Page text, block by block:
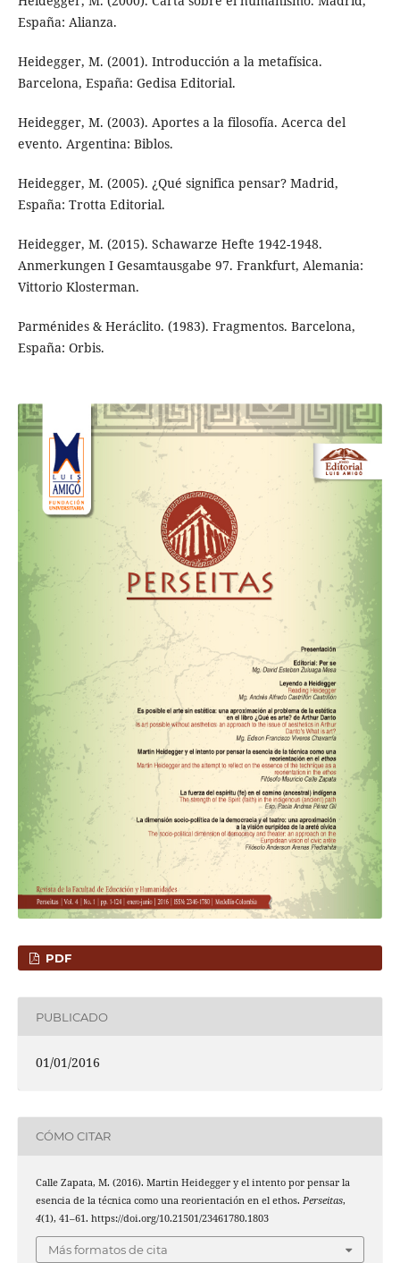
España: Alianza.
Heidegger, M. (2001). Introducción a la metafísica.
Barcelona, España: Gedisa Editorial.
Heidegger, M. (2003). Aportes a la filosofía. Acerca del
evento. Argentina: Biblos.
Heidegger, M. (2005). ¿Qué significa pensar? Madrid,
España: Trotta Editorial.
Heidegger, M. (2015). Schawarze Hefte 1942-1948.
Anmerkungen I Gesamtausgabe 97. Frankfurt, Alemania:
Vittorio Klosterman.
Parménides & Heráclito. (1983). Fragmentos. Barcelona,
España: Orbis.
PDF
PUBLICADO
01/01/2016
CÓMO CITAR
Calle Zapata, M. (2016). Martin Heidegger y el intento por pensar la
esencia de la técnica como una reorientación en el ethos. Perseitas,
4(1), 41–61. https://doi.org/10.21501/23461780.1803
Más formatos de cita